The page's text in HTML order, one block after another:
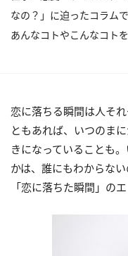
なの？」に迫ったコラム
あんなコトやこんなコト
恋に落ちる瞬間は人そ
ともあれば、いつのま
きになっていることも
かは、誰にもわからな
「恋に落ちた瞬間」の